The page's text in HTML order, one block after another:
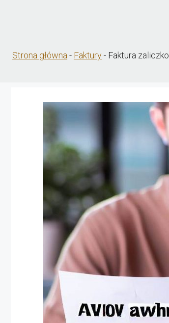
Strona główna - Faktury- Faktura